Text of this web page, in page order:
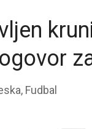
, Fudbal